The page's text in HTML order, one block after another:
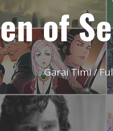
of
Garai Timi /